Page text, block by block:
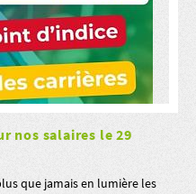
nos salaires le 29
que jamais en lumière les